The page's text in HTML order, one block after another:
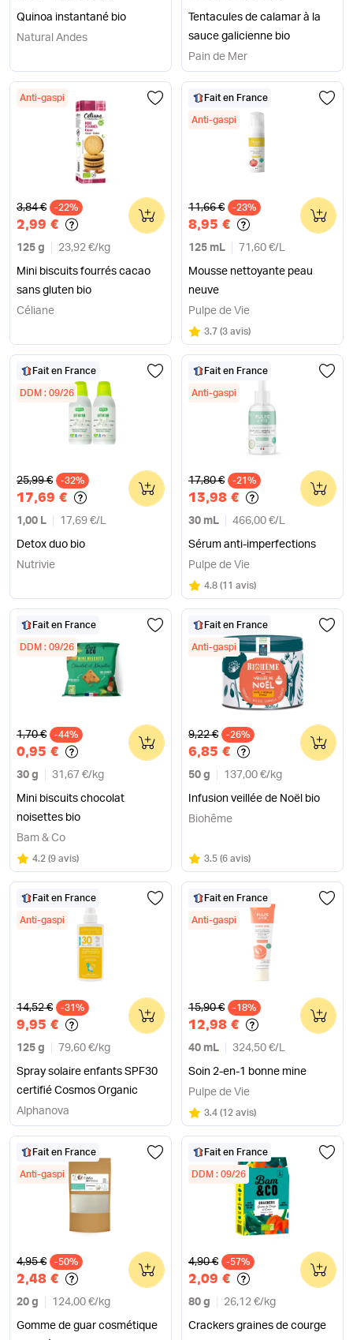
Quinoa instantané bio
Natural Andes
Tentacules de calamar à la
sauce galicienne bio
Pain de Mer
Anti-gaspi
Ancien prix
3,84 € -22%
2,99 €
125 g 23,92 €/ kg
Mini biscuits fourrés cacao
sans gluten bio
0
Céliane
Fait en France
Anti-gaspi
Ancien prix
11,66 € -23%
8,95 €
125 mL 71,60 €/ L
Mousse nettoyante peau
neuve
0
Pulpe de Vie
Note
3.7 sur 5
(3 avis)
Fait en France
DDM : 09/26
Ancien prix
25,99 € -32%
17,69 €
1,00 L 17,69 €/ L
Detox duo bio
0
Nutrivie
Fait en France
Anti-gaspi
Ancien prix
17,80 € -21%
13,98 €
30 mL 466,00 €/ L
Sérum anti-imperfections
0
Pulpe de Vie
Note
4.8 sur 5
(11 avis)
Fait en France
DDM : 09/26
Ancien prix
1,70 € -44%
0,95 €
30 g 31,67 €/ kg
Mini biscuits chocolat
noisettes bio
0
Bam & Co
Note
4.2 sur 5
(9 avis)
Fait en France
Anti-gaspi
Ancien prix
9,22 € -26%
6,85 €
50 g 137,00 €/ kg
Infusion veillée de Noël bio
0
Biohême
Note
3.5 sur 5
(6 avis)
Fait en France
Anti-gaspi
Ancien prix
14,52 € -31%
9,95 €
125 g 79,60 €/ kg
Spray solaire enfants SPF30
certifié Cosmos Organic
0
Alphanova
Fait en France
Anti-gaspi
Ancien prix
15,90 € -18%
12,98 €
40 mL 324,50 €/ L
Soin 2-en-1 bonne mine
0
Pulpe de Vie
Note
3.4 sur 5
(12 avis)
Fait en France
Anti-gaspi
Ancien prix
4,95 € -50%
2,48 €
20 g 124,00 €/ kg
Gomme de guar cosmétique
0
Fait en France
DDM : 09/26
Ancien prix
4,90 € -57%
2,09 €
80 g 26,12 €/ kg
Crackers graines de courge
0